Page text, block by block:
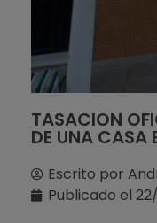
TASACION
DE UNA CASA
Escrito por
Publicado el